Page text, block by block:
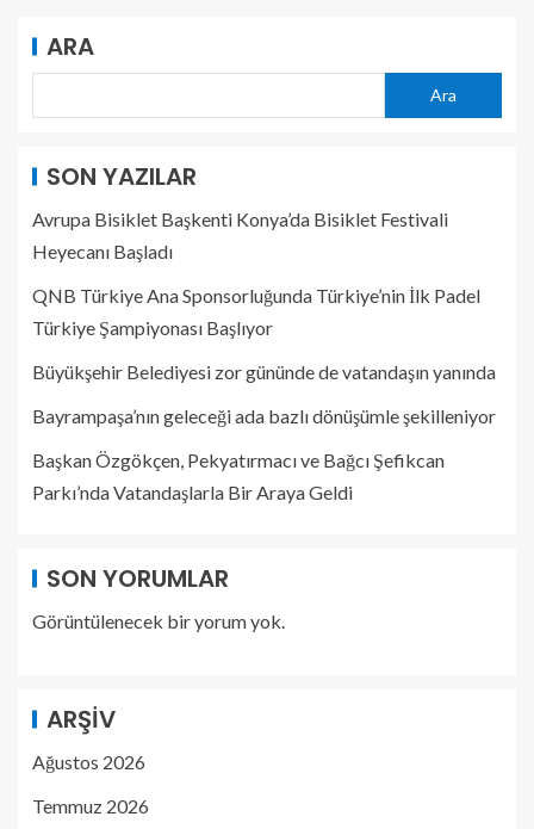
ARA
Ara
SON YAZILAR
Avrupa Bisiklet Başkenti Konya’da Bisiklet Festivali
Heyecanı Başladı
QNB Türkiye Ana Sponsorluğunda Türkiye’nin İlk Padel
Türkiye Şampiyonası Başlıyor
Büyükşehir Belediyesi zor gününde de vatandaşın yanında
Bayrampaşa’nın geleceği ada bazlı dönüşümle şekilleniyor
Başkan Özgökçen, Pekyatırmacı ve Bağcı Şefikcan
Parkı’nda Vatandaşlarla Bir Araya Geldi
SON YORUMLAR
Görüntülenecek bir yorum yok.
ARŞIV
Ağustos 2026
Temmuz 2026